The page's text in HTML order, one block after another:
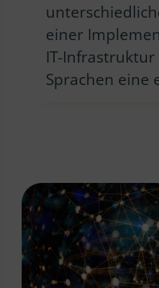
einer
IT-Infrastruktur
Sprachen eine